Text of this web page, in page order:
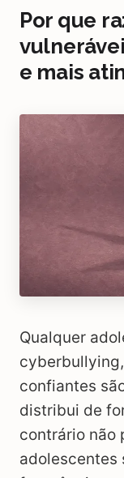
Por que
e mais
Qualquer
confiantes
distribui de
contrário não
adolescentes